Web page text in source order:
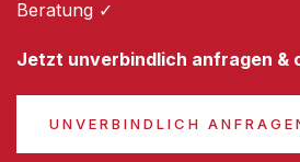
Beratung ✓
Jetzt unverbindlich anfragen &
UNVERBINDLICH